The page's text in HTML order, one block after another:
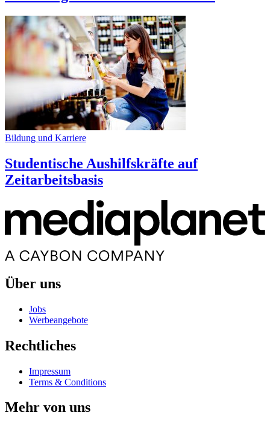
Bildung und Karriere
Studentische Aushilfskräfte auf
Zeitarbeitsbasis
Über uns
Jobs
Werbeangebote
Rechtliches
Impressum
Terms & Conditions
Mehr von uns